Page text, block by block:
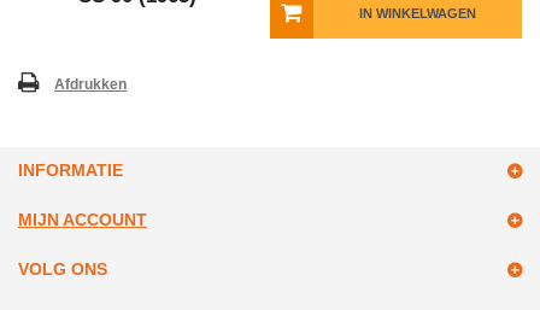
IN WINKELWAGEN
Afdrukken
INFORMATIE
MIJN ACCOUNT
VOLG ONS